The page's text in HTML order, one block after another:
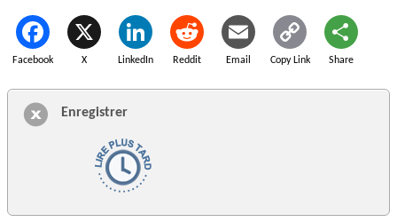
Facebook X LinkedIn Reddit Email Copy Link Share
Enregistrer